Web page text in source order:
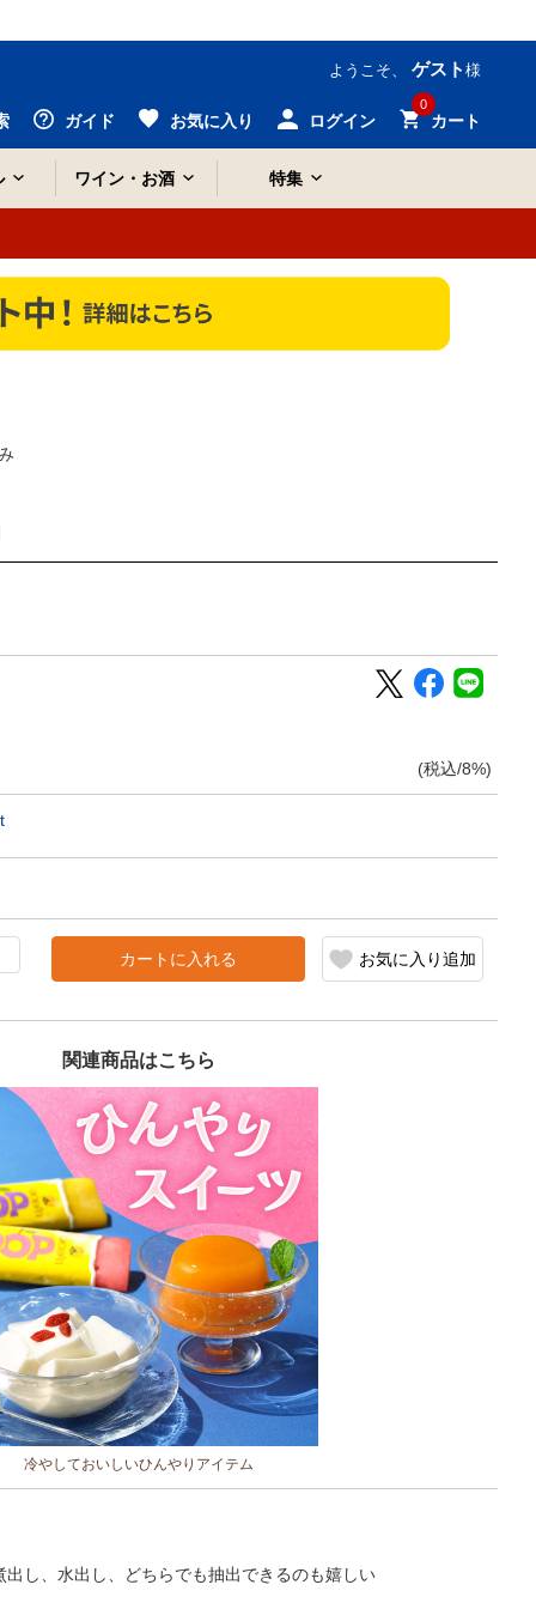
ようこそ、 ゲスト 様
ガイド お気に入り ログイン
0
カート
ワイン・お酒 特集
(税込/8%)
カートに入れる お気に入り追加
関連商品はこちら
冷やしておいしいひんやりアイテム
し、水出し、どちらでも抽出できるのも嬉しい